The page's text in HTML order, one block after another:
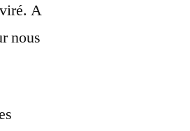
A
nous